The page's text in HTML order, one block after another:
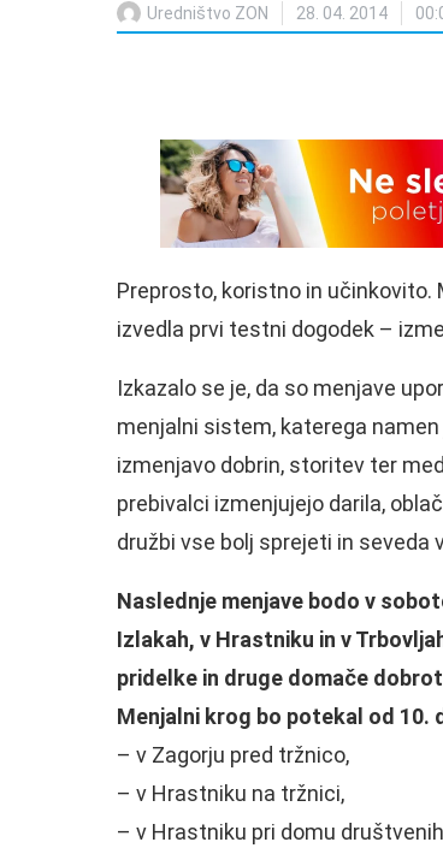
Uredništvo ZON 28. 04. 2014
Preprosto, koristno in učinkovito.
izvedla prvi testni dogodek –
Izkazalo se je, da so menjave
menjalni sistem, katerega
izmenjavo dobrin, storitev ter
prebivalci izmenjujejo darila,
družbi vse bolj sprejeti in seveda
Naslednje menjave bodo v
Izlakah, v Hrastniku in v
pridelke in druge domače
Menjalni krog bo potekal od 10.
– v Zagorju pred tržnico,
– v Hrastniku na tržnici,
– v Hrastniku pri domu